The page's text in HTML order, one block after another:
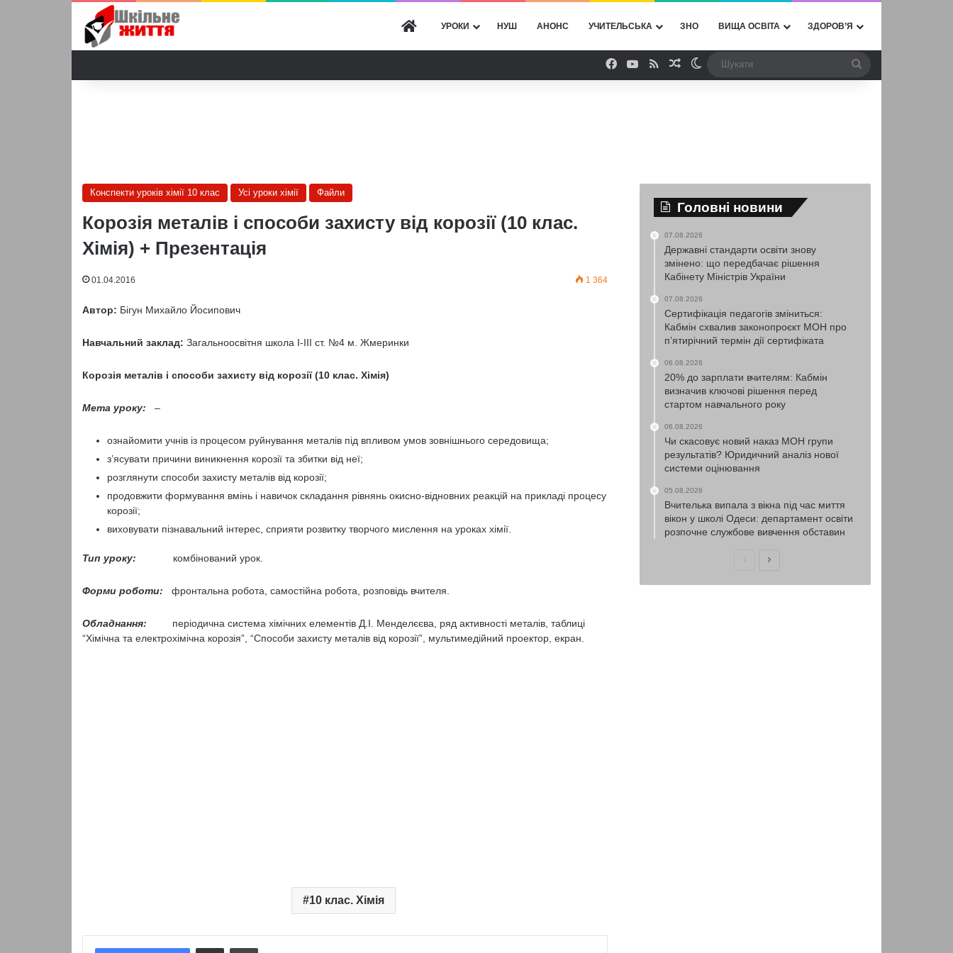
ГОЛОВНА
УРОКИ НУШ АНОНС УЧИТЕЛЬСЬКА ЗНО ВИЩА ОСВІТА ЗДОРОВ’Я
Facebook
YouTube
RSSВипадкова стаття
Switch skin
Конспекти уроків хімії 10 клас Усі уроки хімії Файли
Корозія металів і способи захисту від корозії (10 клас.
Хімія) + Презентація
01.04.2016 1 364
Автор: Бігун Михайло Йосипович
Навчальний заклад: Загальноосвітня школа І-ІІІ ст. №4 м. Жмеринки
Корозія металів і способи захисту від корозії (10 клас. Хімія)
Мета уроку: –
ознайомити учнів із процесом руйнування металів під впливом умов зовнішнього середовища;
з’ясувати причини виникнення корозії та збитки від неї;
розглянути способи захисту металів від корозії;
продовжити формування вмінь і навичок складання рівнянь окисно-відновних реакцій на прикладі процесу
корозії;
виховувати пізнавальний інтерес, сприяти розвитку творчого мислення на уроках хімії.
Тип уроку: комбінований урок.
Форми роботи: фронтальна робота, самостійна робота, розповідь вчителя.
Обладнання:
періодична система хімічних елементів Д.І. Менделєєва, ряд активності металів, таблиці
“Хімічна та електрохімічна корозія”, “Способи захисту металів від корозії”, мультимедійний проектор, екран.
10 клас. Хімія
Надіслати електронною поштоюНадрукувати
Головні новини
07.08.2026
Державні стандарти освіти знову
змінено: що передбачає рішення
Кабінету Міністрів України
07.08.2026
Сертифікація педагогів зміниться:
Кабмін схвалив законопроєкт МОН про
п’ятирічний термін дії сертифіката
06.08.2026
20% до зарплати вчителям: Кабмін
визначив ключові рішення перед
стартом навчального року
06.08.2026
Чи скасовує новий наказ МОН групи
результатів? Юридичний аналіз нової
системи оцінювання
05.08.2026
Вчителька випала з вікна під час миття
вікон у школі Одеси: департамент освіти
розпочне службове вивчення обставин
ПопередняНаступна